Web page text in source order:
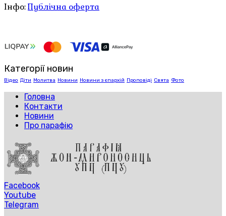
Інфо:Публічна оферта
Категорії новин
Відео Діти Молитва Новини Новини з єпархій Проповіді Свята Фото
Головна
Контакти
Новини
Про парафію
Facebook
Youtube
Telegram